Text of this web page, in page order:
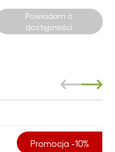
Powiadom o
dostępności
Promocja -10%